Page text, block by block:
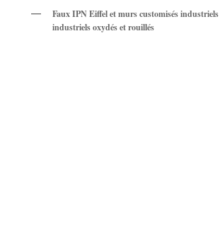
Faux IPN Eiffel et murs customisés
industriels oxydés et rouillés